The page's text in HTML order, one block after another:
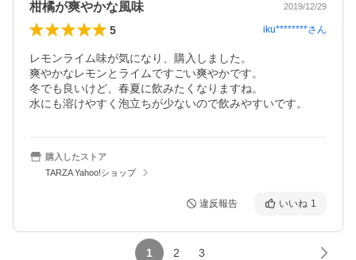
柑橘が爽やかな風味 2019/12/29
5 iku********さん
レモンライム味が気になり、購入しました。
爽やかなレモンとライムですごい爽やかです。
冬でも良いけど、春夏に飲みたくなりますね。
水にも溶けやすく泡立ちが少ないので飲みやすいです。
購入したストア
TARZA Yahoo!ショップ
違反報告 いいね 1
1 2 3